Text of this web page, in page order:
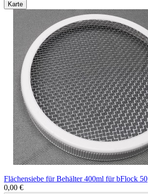
Karte
Flächensiebe für Behälter 400ml für bFlock 50
0,00 €